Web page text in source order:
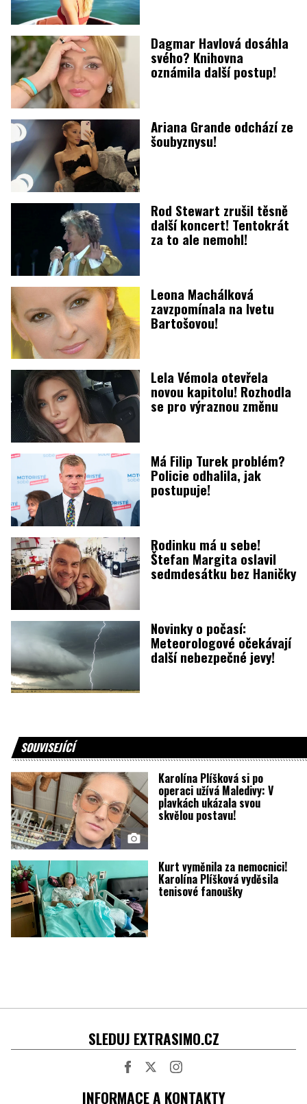
Dagmar Havlová dosáhla
svého? Knihovna
oznámila další postup!
Ariana Grande odchází ze
šoubyznysu!
Rod Stewart zrušil těsně
další koncert! Tentokrát
za to ale nemohl!
Leona Machálková
zavzpomínala na Ivetu
Bartošovou!
Lela Vémola otevřela
novou kapitolu! Rozhodla
se pro výraznou změnu
Má Filip Turek problém?
Policie odhalila, jak
postupuje!
Rodinku má u sebe!
Štefan Margita oslavil
sedmdesátku bez Haničky
Novinky o počasí:
Meteorologové očekávají
další nebezpečné jevy!
SOUVISEJÍCÍ
Karolína Plíšková si po
operaci užívá Maledivy: V
plavkách ukázala svou
skvělou postavu!
Kurt vyměnila za nemocnici!
Karolína Plíšková vyděsila
tenisové fanoušky
SLEDUJ EXTRASIMO.CZ
INFORMACE A KONTAKTY